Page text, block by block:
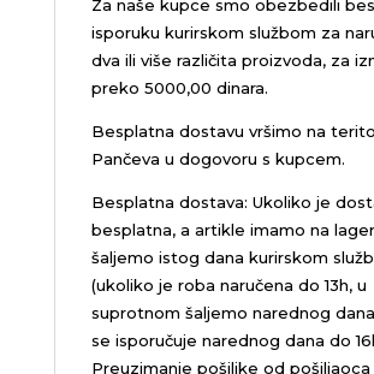
Za naše kupce smo obezbedili
isporuku kurirskom službom za
dva ili više različita proizvoda, za
preko 5000,00 dinara.
Besplatna dostavu vršimo na
Pančeva u dogovoru s kupcem.
Besplatna dostava: Ukoliko je
besplatna, a artikle imamo na
šaljemo istog dana kurirskom
(ukoliko je roba naručena do 13h, u
suprotnom šaljemo narednog
se isporučuje narednog dana do
Preuzimanje pošiljke od pošiljaoca